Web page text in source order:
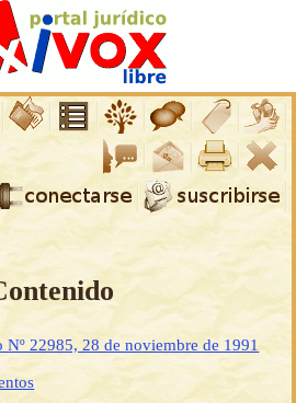
22985, 28 de noviembre de 1991